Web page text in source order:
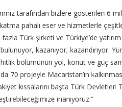
tarafından bizlere gösterilen 6
pahalı eser ve hizmetlerle
fazla Türk şirketi ve Türkiye’de
kazanıyor, kazandırıyor.
bölümünün yol, konut ve güç
70 projeyle Macaristan’ın
kıssalarını başta Türk
inanıyoruz.”